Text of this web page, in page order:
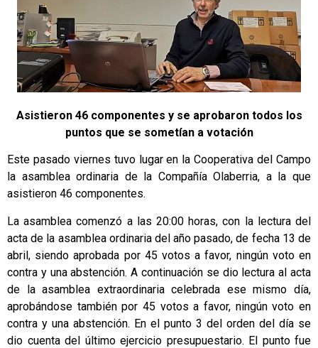
Asistieron 46 componentes y se aprobaron todos los
puntos que se sometían a votación
Este pasado viernes tuvo lugar en la Cooperativa del Campo
la asamblea ordinaria de la Compañía Olaberria, a la que
asistieron 46 componentes.
La asamblea comenzó a las 20:00 horas, con la lectura del
acta de la asamblea ordinaria del año pasado, de fecha 13 de
abril, siendo aprobada por 45 votos a favor, ningún voto en
contra y una abstención. A continuación se dio lectura al acta
de la asamblea extraordinaria celebrada ese mismo día,
aprobándose también por 45 votos a favor, ningún voto en
contra y una abstención. En el punto 3 del orden del día se
dio cuenta del último ejercicio presupuestario. El punto fue